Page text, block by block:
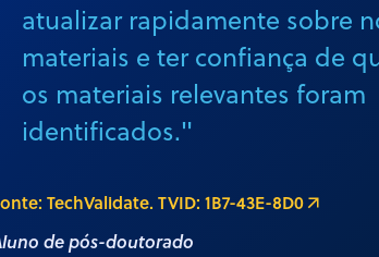
atualizar rapidamente sobre
materiais e ter confiança de
os materiais relevantes foram
identificados."
TechValidate. TVID: 1B7-43E-8D0
de pós-doutorado